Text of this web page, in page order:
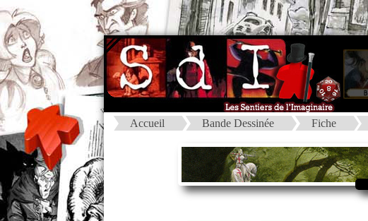
Accueil Bande Dessinée Fiche